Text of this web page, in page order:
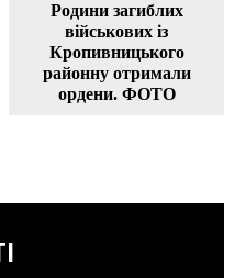
Родини загиблих
військових із
Кропивницького
районну отримали
ордени. ФОТО